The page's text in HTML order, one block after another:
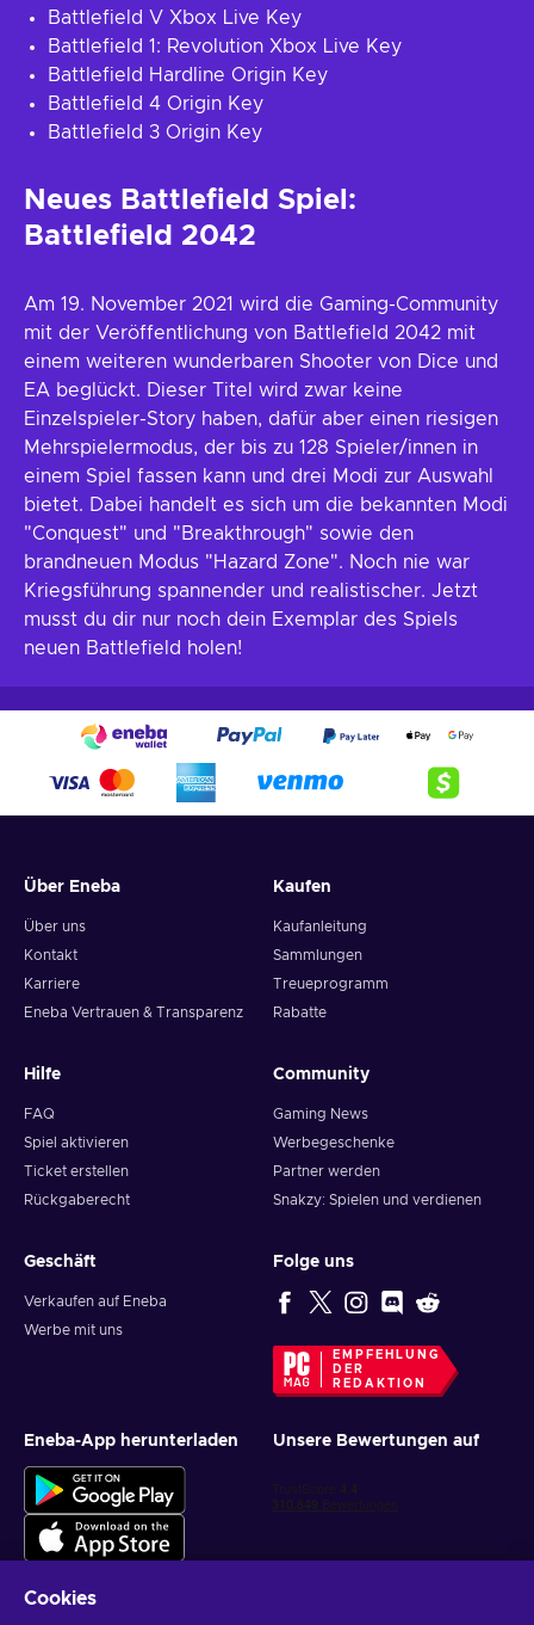
Battlefield V Xbox Live Key
Battlefield 1: Revolution Xbox Live Key
Battlefield Hardline Origin Key
Battlefield 4 Origin Key
Battlefield 3 Origin Key
Neues Battlefield Spiel:
Battlefield 2042
Am 19. November 2021 wird die Gaming-Community
mit der Veröffentlichung von Battlefield 2042 mit
einem weiteren wunderbaren Shooter von Dice und
EA beglückt. Dieser Titel wird zwar keine
Einzelspieler-Story haben, dafür aber einen riesigen
Mehrspielermodus, der bis zu 128 Spieler/innen in
einem Spiel fassen kann und drei Modi zur Auswahl
bietet. Dabei handelt es sich um die bekannten Modi
"Conquest" und "Breakthrough" sowie den
brandneuen Modus "Hazard Zone". Noch nie war
Kriegsführung spannender und realistischer. Jetzt
musst du dir nur noch dein Exemplar des Spiels
neuen Battlefield holen!
Über Eneba
Über uns
Kontakt
Karriere
Eneba Vertrauen & Transparenz
Kaufen
Kaufanleitung
Sammlungen
Treueprogramm
Rabatte
Hilfe
FAQ
Spiel aktivieren
Ticket erstellen
Rückgaberecht
Community
Gaming News
Werbegeschenke
Partner werden
Snakzy: Spielen und verdienen
Geschäft
Verkaufen auf Eneba
Werbe mit uns
Folge uns
EMPFEHLUNG
DER
REDAKTION
Eneba-App herunterladen Unsere Bewertungen auf
Cookies